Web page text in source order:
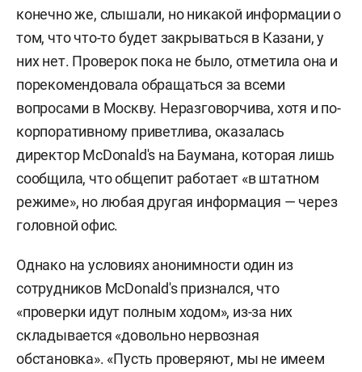
конечно же, слышали, но никакой информации о
том, что что-то будет закрываться в Казани, у
них нет. Проверок пока не было, отметила она и
порекомендовала обращаться за всеми
вопросами в Москву. Неразговорчива, хотя и по-
корпоративному приветлива, оказалась
директор МсDonald's на Баумана, которая лишь
сообщила, что общепит работает «в штатном
режиме», но любая другая информация — через
головной офис.
Однако на условиях анонимности один из
сотрудников МсDonald's признался, что
«проверки идут полным ходом», из-за них
складывается «довольно нервозная
обстановка». «Пусть проверяют, мы не имеем